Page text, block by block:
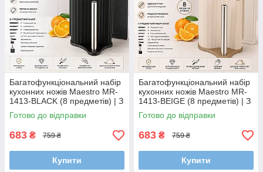
Багатофункціональний набір
кухонних ножів Maestro MR-
1413-BLACK (8 предметів) | З
обробною дошкою та
тримачем для рушників
Готово до відправки
683 ₴ 759 ₴
Купити
Багатофункціональний набір
кухонних ножів Maestro MR-
1413-BEIGE (8 предметів) | З
обробною дошкою та
тримачем для рушників
Готово до відправки
683 ₴ 759 ₴
Купити